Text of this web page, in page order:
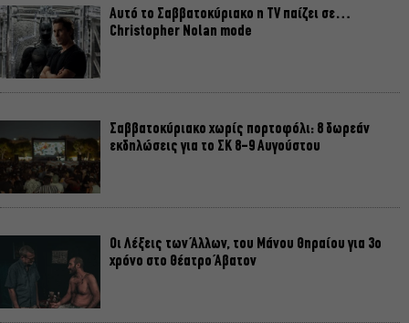
Αυτό το Σαββατοκύριακο η TV παίζει σε…
Christopher Nolan mode
Σαββατοκύριακο χωρίς πορτοφόλι: 8 δωρεάν
εκδηλώσεις για το ΣΚ 8-9 Αυγούστου
Οι Λέξεις των Άλλων, του Μάνου Θηραίου για 3ο
χρόνο στο Θέατρο Άβατον